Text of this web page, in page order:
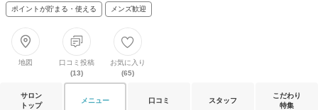
ポイントが貯まる・使える メンズ歓迎
地図
口コミ投稿
(13)
お気に入り
(65)
サロン
トップ
メニュー 口コミ スタッフ
こだわり
特集